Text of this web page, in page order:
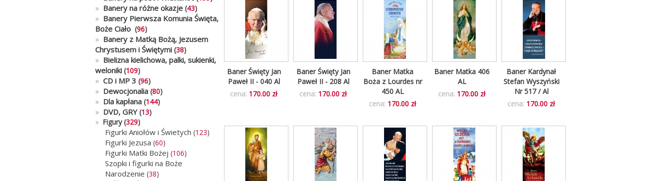
» Banery na różne okazje (43)
» Banery Pierwsza Komunia Święta,
Boże Ciało (96)
» Banery z Matką Bożą, Jezusem
Chrystusem i Świętymi (38)
» Bielizna kielichowa, palki, sukienki,
weloniki (109)
» CD i MP 3 (96)
» Dewocjonalia (80)
» Dla kapłana (144)
» DVD, GRY(13)
» Figury (329)
Figurki Aniołów i Świetych (123)
Figurki Jezusa (60)
Figurki Matki Bożej (106)
Szopki i figurki na Boże
Narodzenie (38)
Baner Święty Jan
Paweł II - 040 Al
cena: 170.00 zł
Baner Święty Jan
Paweł II - 208 Al
cena: 170.00 zł
Baner Matka
Boża z Lourdes nr
450 AL
cena: 170.00 zł
Baner Matka 406
AL
cena: 170.00 zł
Baner Kardynał
Stefan Wyszyński
Nr 517 / Al
cena: 170.00 zł